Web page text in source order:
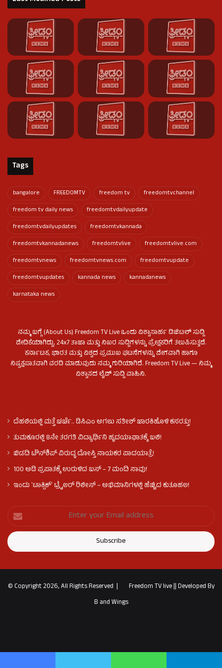
Tags
bangalore FREEDOMTV freedom tv
freedomtvchannel
freedom tv daily news
freedomtvdailyupdate
freedomtvdailyupdates
freedomtvkannada
freedomtvkannadanews
freedomtvlive
freedomtvlive.com
freedomtvnews
freedomtvnews.com
freedomtvupdate
freedomtvupdates
kannada news
kannadanews
karnataka news
ನಮ್ಮ ಬಗ್ಗೆ (About Us) Freedom TV Live ಒಂದು ವಿಶ್ವಾಸಾರ್ಹ ಡಿಜಿಟಲ್ ಸುದ್ದಿ
ವೇದಿಕೆಯಾಗಿದ್ದು, 24x7 ತಾಜಾ ಮತ್ತು ನಿಖರ ಸುದ್ದಿಗಳನ್ನು ಪ್ರೇಕ್ಷಕರಿಗೆ ತಲುಪಿಸುತ್ತದೆ.
ಕರ್ನಾಟಕ, ಭಾರತ ಮತ್ತು ವಿಶ್ವದ ಪ್ರಮುಖ ಘಟನೆಗಳನ್ನು ವೇಗವಾಗಿ ಹಾಗೂ
ನಿಷ್ಪಕ್ಷಪಾತವಾಗಿ ವರದಿ ಮಾಡುವುದು ನಮ್ಮ ಗುರಿಯಾಗಿದೆ. Freedom TV Live — ನಿಮ್ಮ
ವಿಶ್ವಾಸದ ಲೈವ್ ಸುದ್ದಿ ವಾಹಿನಿ.
ದೆಹಲಿಯಲ್ಲಿ ಮತ್ತೆ ಚರ್ಚೆ.. ಡಿಸಿಎಂ ಆಗಲು ಸತೀಶ್ ಜಾರಕಿಹೊಳಿ ಕಸರತ್ತು!
ತುಮಕೂರಲ್ಲಿ 8ನೇ ತರಗತಿ ವಿದ್ಯಾರ್ಥಿನಿ ಹೃದಯಾಘಾತಕ್ಕೆ ಬಲಿ!
ಬಿಡದಿ ಟೌನ್‌ಶಿಪ್‌ ವಿರುದ್ಧ ದೋಸ್ತಿ ನಾಯಕರ ಪಾದಯಾತ್ರೆ!
100 ಅಡಿ ಪ್ರಪಾತಕ್ಕೆ ಉರುಳಿದ ಬಸ್‌ – 7 ಮಂದಿ ಸಾವು!
ಇಂದು ʻಟಾಕ್ಸಿಕ್ʼ ಟ್ರೈಲರ್ ರಿಲೀಸ್‌ – ಅಭಿಮಾನಿಗಳಲ್ಲಿ ಹೆಚ್ಚಿದ ಕುತೂಹಲ!
© Copyright 2026, All Rights Reserved | Freedom TV live||Developed By
B and Wings